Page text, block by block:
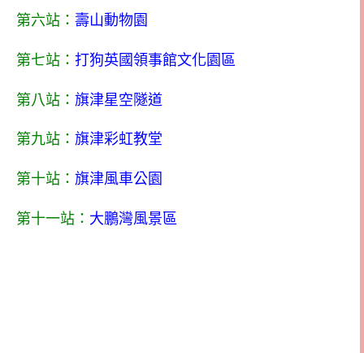
第六站： 壽山動物園
第七站： 打狗英國領事館文化園區
第八站： 旗津星空隧道
第九站： 旗津彩虹教堂
第十站： 旗津風車公園
第十一站： 大鵬灣風景區